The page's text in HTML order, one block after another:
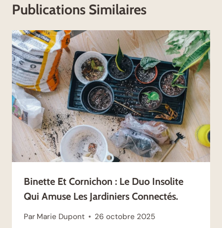
Publications Similaires
Binette Et Cornichon : Le Duo Insolite
Qui Amuse Les Jardiniers Connectés.
Par Marie Dupont 26 octobre 2025